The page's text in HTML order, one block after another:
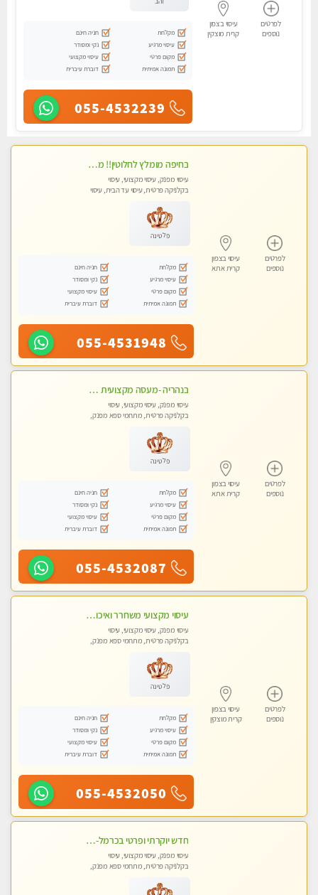
לפרטים
נוספים
עיסוי בצפון
קרית מוצקין
מקלחת
חניה חינם
עיסוי מרגיע
נקי ומסודר
מקום פרטי
עיסוי מקצועי
תמונה אמיתית
דוברת עיברית
055-4532239
לפרטים
נוספים
עיסוי בצפון
קרית אתא
בחיפה מומלץ לחלוטין!! מעסה יפה איכותית מקצועית ומפנקת מאוד פרטי מומלץ בחום.עיסוי מפנק מאוווד.
עיסוי מפנק, עיסוי מקצועי, עיסוי
בקלניקה פרטית, עיסוי עד הבית, עיסוי
פלטינה
מקלחת
חניה חינם
עיסוי מרגיע
נקי ומסודר
מקום פרטי
עיסוי מקצועי
תמונה אמיתית
דוברת עיברית
055-4531948
לפרטים
נוספים
עיסוי בצפון
קרית אתא
בנהריה -מעסה מקצועית צעירה ואיכותית לעיסוי מרגיע ומפנק VIP-מומלץ לחלוטין! פרטי! ​​​​​​ Highly recommended
עיסוי מפנק, עיסוי מקצועי, עיסוי
בקלניקה פרטית, מתחמי ספא מפנק,
פלטינה
מקלחת
חניה חינם
עיסוי מרגיע
נקי ומסודר
מקום פרטי
עיסוי מקצועי
תמונה אמיתית
דוברת עיברית
055-4532087
לפרטים
נוספים
עיסוי בצפון
קרית מוצקין
עיסוי מקצועי משחרר ואיכותי והכי טוב בעיר - מרגיע ומפנק
עיסוי מפנק, עיסוי מקצועי, עיסוי
בקלניקה פרטית, מתחמי ספא מפנק,
פלטינה
מקלחת
חניה חינם
עיסוי מרגיע
נקי ומסודר
מקום פרטי
עיסוי מקצועי
תמונה אמיתית
דוברת עיברית
055-4532050
חדש יוקרתי ופרטי בכרמל-חיפה פנקו את עצמכם ברוגע פינוק וחוויה בלתי נשכחת ללא מין !!
עיסוי מפנק, עיסוי מקצועי, עיסוי
בקלניקה פרטית, מתחמי ספא מפנק,